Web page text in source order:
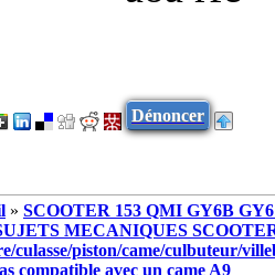
Dénoncer
» SCOOTER 153 QMI GY6B
MECANIQUES
culasse/piston/came/culbuteur/
compatible avec un came A9